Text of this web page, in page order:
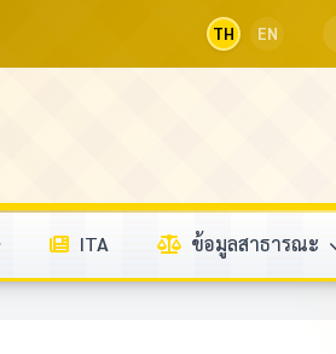
TH EN
ITA ข้อมูลสาธารณะ